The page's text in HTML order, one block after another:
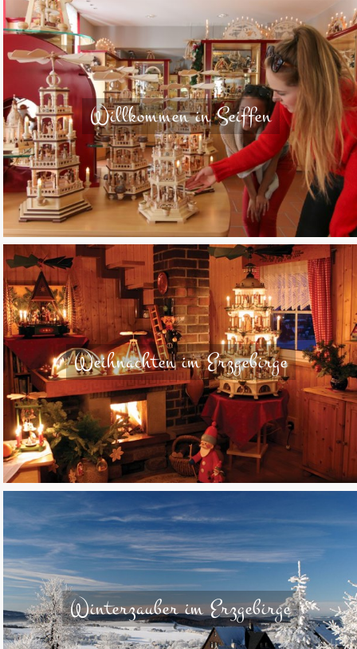
Willkommen in Seiffen
Weihnachten im Erzgebirge
Winterzauber im Erzgebirge